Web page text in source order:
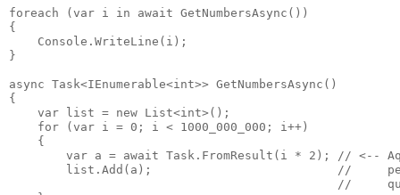
foreach (var i in await GetNumbersAsync())
{
    Console.WriteLine(i);
}
async Task<IEnumerable<int>> GetNumbersAsync()
{
    var list = new List<int>();
    for (var i = 0; i < 1000_000_000; i++)
    {
var a = await Task.FromResult(i * 2); // <--
list.Add(a);                          //
//